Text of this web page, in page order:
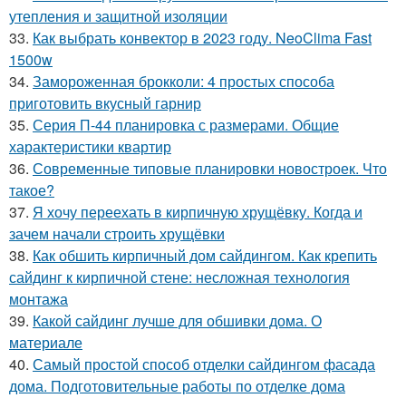
утепления и защитной изоляции
33. Как выбрать конвектор в 2023 году. NeoClima Fast
1500w
34. Замороженная брокколи: 4 простых способа
приготовить вкусный гарнир
35. Серия П-44 планировка с размерами. Общие
характеристики квартир
36. Современные типовые планировки новостроек. Что
такое?
37. Я хочу переехать в кирпичную хрущёвку. Когда и
зачем начали строить хрущёвки
38. Как обшить кирпичный дом сайдингом. Как крепить
сайдинг к кирпичной стене: несложная технология
монтажа
39. Какой сайдинг лучше для обшивки дома. О
материале
40. Самый простой способ отделки сайдингом фасада
дома. Подготовительные работы по отделке дома